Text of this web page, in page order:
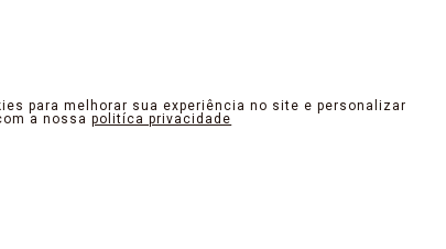
para melhorar sua experiência no site e personalizar
a nossapolitíca privacidade